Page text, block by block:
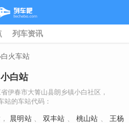
列车资讯
火车站
小白站
伊春市大箐山县朗乡镇小白社区，
站的车站代码：
晨明站 双丰站 桃山站
王杨